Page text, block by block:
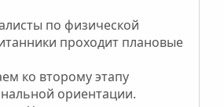
по физической
проходит плановые
ко второму этапу
ориентации.